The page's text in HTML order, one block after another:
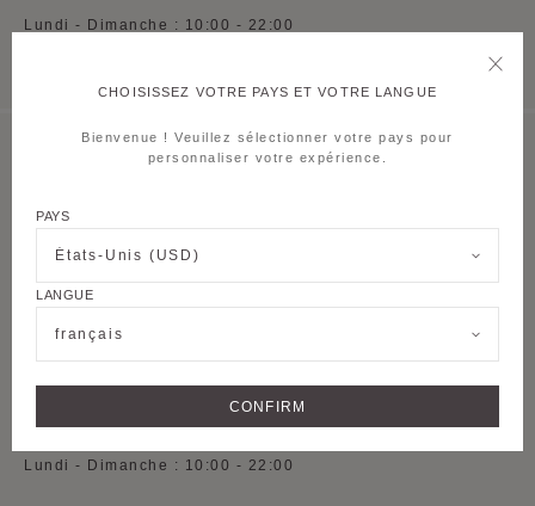
Lundi - Dimanche : 10:00 - 22:00
S-L1-54, 1st Floor,
District
Voir sur Google Maps
+ 86 021 5075 8082
HORAIRES D'OUVERTURE
Lundi - Dimanche : 10:00 - 22:00
CHOISISSEZ VOTRE PAYS ET VOTRE LANGUE
Bienvenue ! Veuillez sélectionner votre pays pour
personnaliser votre expérience.
PAYS
États-Unis (USD)
LANGUE
français
CONFIRM